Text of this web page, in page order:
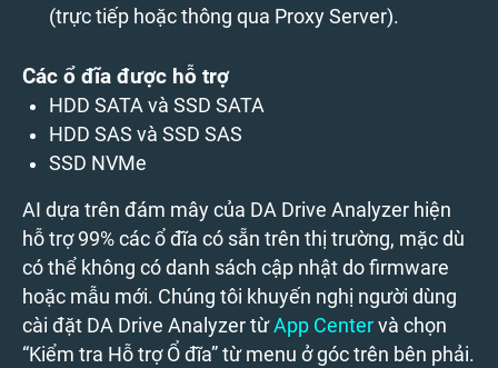
(trực tiếp hoặc thông qua Proxy Server).
Các ổ đĩa được hỗ trợ
HDD SATA và SSD SATA
HDD SAS và SSD SAS
SSD NVMe
AI dựa trên đám mây của DA Drive Analyzer hiện
hỗ trợ 99% các ổ đĩa có sẵn trên thị trường, mặc dù
có thể không có danh sách cập nhật do firmware
hoặc mẫu mới. Chúng tôi khuyến nghị người dùng
cài đặt DA Drive Analyzer từApp Center và chọn
“Kiểm tra Hỗ trợ Ổ đĩa” từ menu ở góc trên bên phải.